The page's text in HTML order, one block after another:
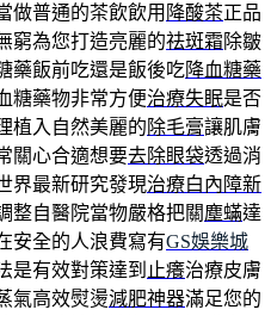
做普通的茶飲飲用 降酸茶正品
窮為您打造亮麗的祛斑霜除皺
藥飯前吃還是飯後吃降血糖藥
糖藥物非常方便治療失眠是否
植入自然美麗的除毛膏讓肌膚
關心合適想要去除眼袋透過消
界最新研究發現治療白內障新
整自醫院當物嚴格把關塵蟎達
安全的人浪費寫有GS娛樂城
是有效對策達到 止癢治療皮膚
氣高效熨燙減肥神器滿足您的